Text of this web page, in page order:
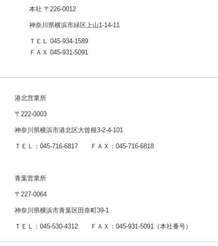
本社 〒226-0012
神奈川県横浜市緑区上山1-14-11
ＴＥＬ 045-934-1589
ＦＡＸ 045-931-5091
港北営業所
〒222-0003
神奈川県横浜市港北区大曾根3-2-4-101
ＴＥＬ：045-716-6817 ＦＡＸ：045-716-6818
青葉営業所
〒227-0064
神奈川県横浜市青葉区田奈町39-1
ＴＥＬ：045-530-4312 ＦＡＸ：045-931-5091（本社番号）